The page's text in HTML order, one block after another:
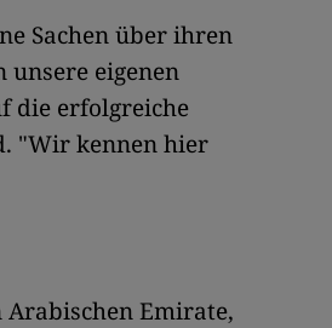
Sachen über ihren
eigenen
die erfolgreiche
"Wir kennen hier
Emirate,